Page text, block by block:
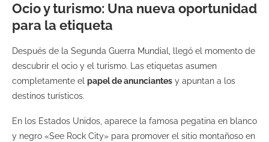
Ocio y turismo: Una nueva oportunidad
para la etiqueta
Después de la Segunda Guerra Mundial, llegó el momento de
descubrir el ocio y el turismo. Las etiquetas asumen
completamente el papel de anunciantes y apuntan a los
destinos turísticos.
En los Estados Unidos, aparece la famosa pegatina en blanco
y negro «See Rock City» para promover el sitio montañoso en